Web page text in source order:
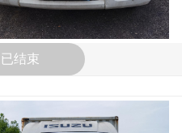
已结束